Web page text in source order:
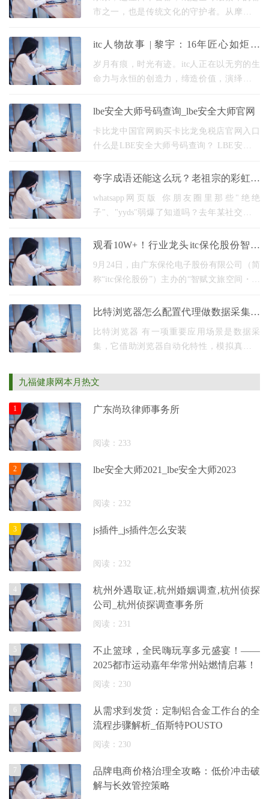
市之一，也是传统文化的守护者。从摩天大
烁的街区到静谧的庭园，东京旅游的魅力在
itc人物故事 | 黎宇：16年匠心如炬，
从“人海战术”到“无人车间”的破界征途
岁月有痕，时光有迹。itc人正在以无穷的生
命力与永恒的创造力，缔造价值，演绎匠心
让我们一同走进itc生产一线，聆听生产二厂
lbe安全大师号码查询_lbe安全大师官网
卡比龙中国官网购买卡比龙免税店官网入口
什么是LBE安全大师号码查询？ LBE安全大
可以轻松地查询手机号码的身份信息。通过
夸字成语还能这么玩？老祖宗的彩虹屁
秘笈
whatsapp网页版 你朋友圈里那些"绝绝
子"、"yyds"弱爆了知道吗？去年某社交平台
比普通文案高出63%。这些沉睡在成语词典里
观看10W+！行业龙头itc保伦股份智慧
文旅直播推介会震撼上线！
9月24日，由广东保伦电子股份有限公司（简
称“itc保伦股份”）主办的“智赋文旅空间・数
文旅线上直播推介会成功举行。这场近两小
比特浏览器怎么配置代理做数据采集？
避免封禁的实操指南
比特浏览器 有一项重要应用场景是数据采
集，它借助浏览器自动化特性，模拟真人操
分析、价格监控、学术研究等提供数据支
持，本文会围绕
九福健康网本月热文
广东尚玖律师事务所
阅读：233
1
lbe安全大师2021_lbe安全大师2023
阅读：232
2
js插件_js插件怎么安装
阅读：232
3
杭州外遇取证,杭州婚姻调查,杭州侦探
公司_杭州侦探调查事务所
阅读：231
4
不止篮球，全民嗨玩享多元盛宴！——
2025都市运动嘉年华常州站燃情启幕！
阅读：230
5
从需求到发货：定制铝合金工作台的全
流程步骤解析_佰斯特POUSTO
阅读：230
6
品牌电商价格治理全攻略：低价冲击破
解与长效管控策略
7